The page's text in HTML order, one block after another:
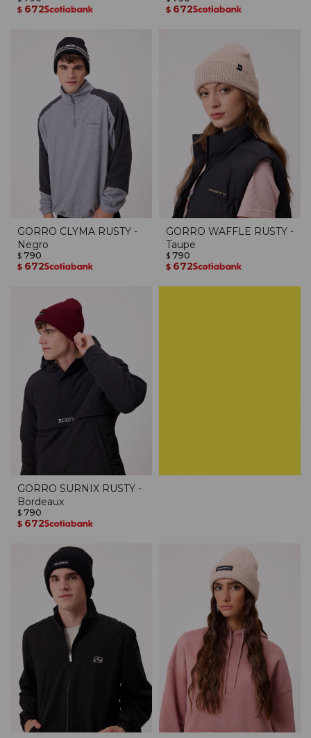
$ 672 $ 672
GORRO CLYMA RUSTY -
Negro
$ 790
$ 672
GORRO WAFFLE RUSTY -
Taupe
$ 790
$ 672
GORRO SURNIX RUSTY -
Bordeaux
$ 790
$ 672